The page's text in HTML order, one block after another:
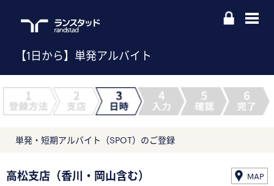
【1日から】単発アルバイト
単発・短期アルバイト（SPOT）のご登録
高松支店（香川・岡山含む） MAP